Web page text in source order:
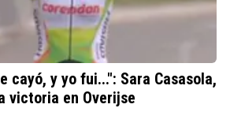
cayó, y yo fui...": Sara Casasola,
victoria en Overijse